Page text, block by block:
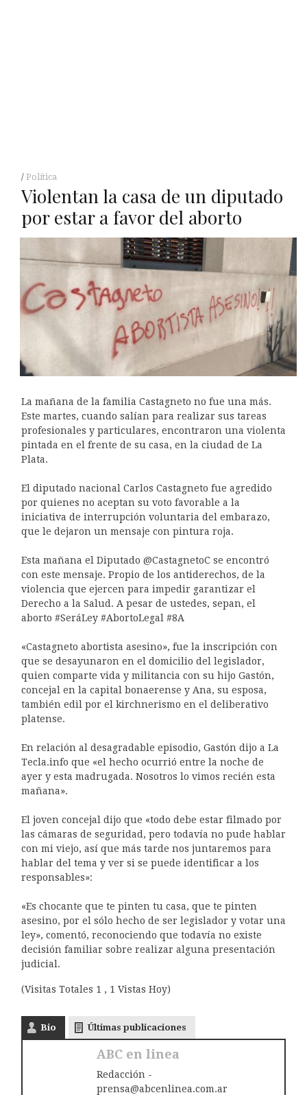
Política
Violentan la casa de un diputado
por estar a favor del aborto
La mañana de la familia Castagneto no fue una más.
Este martes, cuando salían para realizar sus tareas
profesionales y particulares, encontraron una violenta
pintada en el frente de su casa, en la ciudad de La
Plata.
El diputado nacional Carlos Castagneto fue agredido
por quienes no aceptan su voto favorable a la
iniciativa de interrupción voluntaria del embarazo,
que le dejaron un mensaje con pintura roja.
Esta mañana el Diputado @CastagnetoC se encontró
con este mensaje. Propio de los antiderechos, de la
violencia que ejercen para impedir garantizar el
Derecho a la Salud. A pesar de ustedes, sepan, el
aborto #SeráLey #AbortoLegal #8A
«Castagneto abortista asesino», fue la inscripción con
que se desayunaron en el domicilio del legislador,
quien comparte vida y militancia con su hijo Gastón,
concejal en la capital bonaerense y Ana, su esposa,
también edil por el kirchnerismo en el deliberativo
platense.
En relación al desagradable episodio, Gastón dijo a La
Tecla.info que «el hecho ocurrió entre la noche de
ayer y esta madrugada. Nosotros lo vimos recién esta
mañana».
El joven concejal dijo que «todo debe estar filmado por
las cámaras de seguridad, pero todavía no pude hablar
con mi viejo, así que más tarde nos juntaremos para
hablar del tema y ver si se puede identificar a los
responsables»:
«Es chocante que te pinten tu casa, que te pinten
asesino, por el sólo hecho de ser legislador y votar una
ley», comentó, reconociendo que todavía no existe
decisión familiar sobre realizar alguna presentación
judicial.
(Visitas Totales 1 , 1 Vistas Hoy)
Bio Últimas publicaciones
ABC en linea
Redacción -
prensa@abcenlinea.com.ar